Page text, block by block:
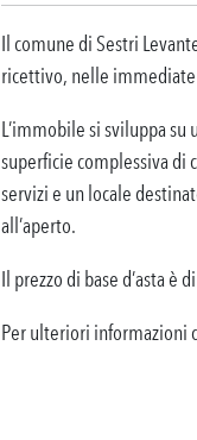
Il comune di Sestri
ricettivo, nelle
L’immobile si sviluppa
superficie complessiva di
servizi e un locale
all’aperto.
Il prezzo di base d’asta è
Per ulteriori informazioni